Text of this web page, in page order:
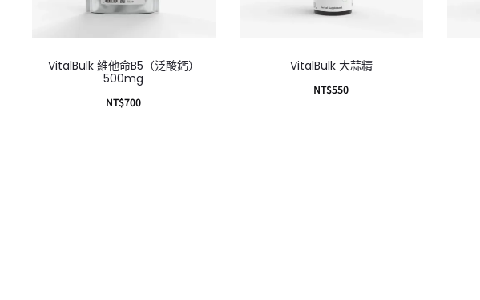
VitalBulk 維他命B5（泛酸鈣）
500mg
NT$700
VitalBulk 大蒜精
NT$550